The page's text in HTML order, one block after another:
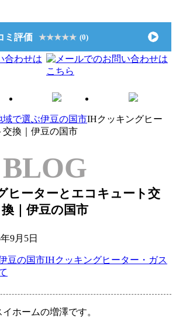
ミ評価 ★★★★★
★★★★★ (0)
域で選ぶ伊豆の国市IHクッキングヒー
交換｜伊豆の国市
BLOG
ヒーターとエコキュート交
換｜伊豆の国市
9月5日
豆の国市IHクッキングヒーター・ガス
ホームの増澤です。